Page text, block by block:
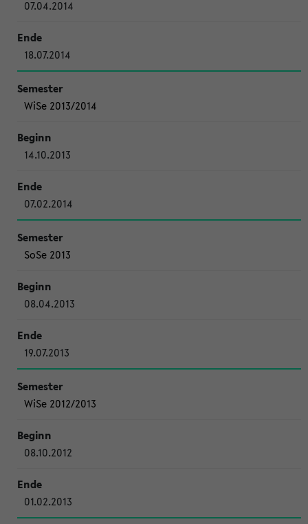
07.04.2014
18.07.2014
WiSe 2013/2014
14.10.2013
07.02.2014
SoSe 2013
08.04.2013
19.07.2013
WiSe 2012/2013
08.10.2012
01.02.2013